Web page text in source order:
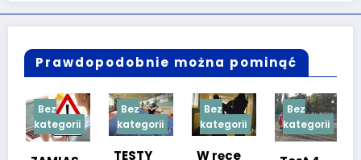
Prawdopodobnie można pominąć
Bez
kategorii
Bez
kategorii
TESTY
Bez
kategorii
W ręce
Bez
kategorii